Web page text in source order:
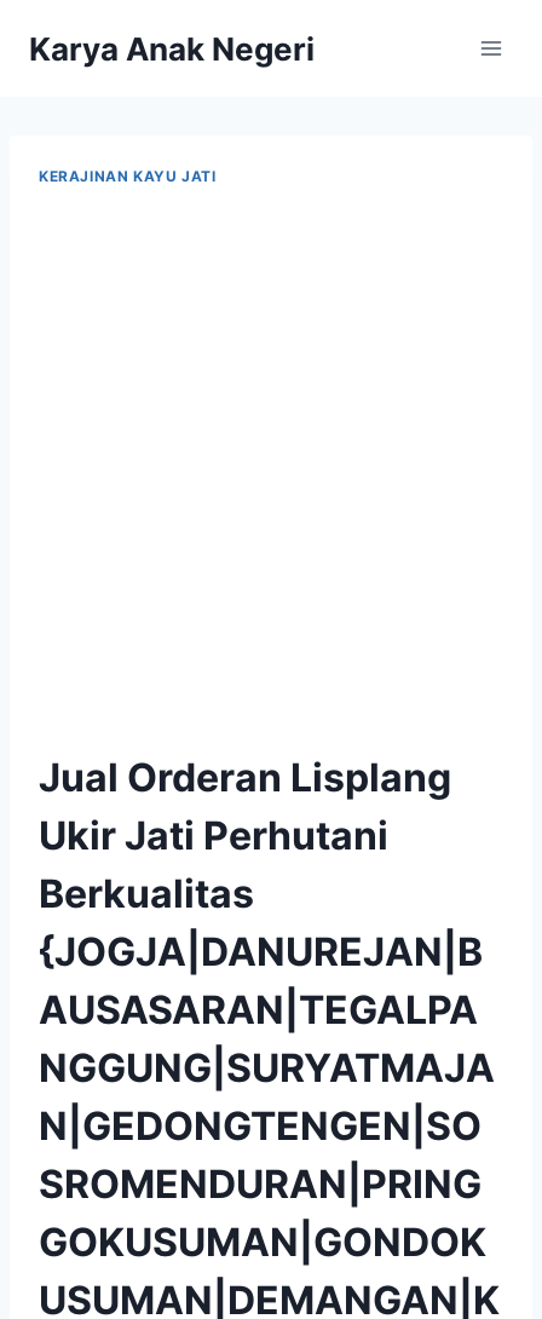
Karya Anak Negeri
KERAJINAN KAYU JATI
Jual Orderan Lisplang
Ukir Jati Perhutani
Berkualitas
{JOGJA|DANUREJAN|B
AUSASARAN|TEGALPA
NGGUNG|SURYATMAJA
N|GEDONGTENGEN|SO
SROMENDURAN|PRING
GOKUSUMAN|GONDOK
USUMAN|DEMANGAN|K